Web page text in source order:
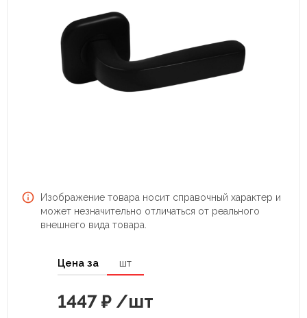
Изображение товара носит справочный характер и
может незначительно отличаться от реального
внешнего вида товара.
Цена за шт
1447 ₽ /шт